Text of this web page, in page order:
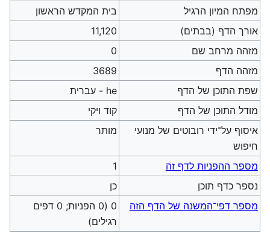
מפתח המיון הרגיל
בית המקדש הראשון
אורך הדף (בבתים)
11,120
מזהה מרחב שם
0
מזהה הדף
3689
שפת התוכן של הדף
he - עברית
מודל התוכן של הדף
קוד ויקי
איסוף על־ידי רובוטים של מנועי
חיפוש
מותר
מספר ההפניות לדף זה
1
נספר כדף תוכן
כן
מספר דפי־המשנה של הדף הזה
0 (0 הפניות; 0 דפים
רגילים)